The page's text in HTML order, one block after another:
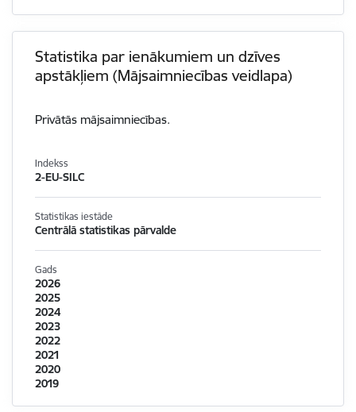
Statistika par ienākumiem un dzīves
apstākļiem (Mājsaimniecības veidlapa)
Privātās mājsaimniecības.
Indekss
2-EU-SILC
Statistikas iestāde
Centrālā statistikas pārvalde
Gads
2026
2025
2024
2023
2022
2021
2020
2019